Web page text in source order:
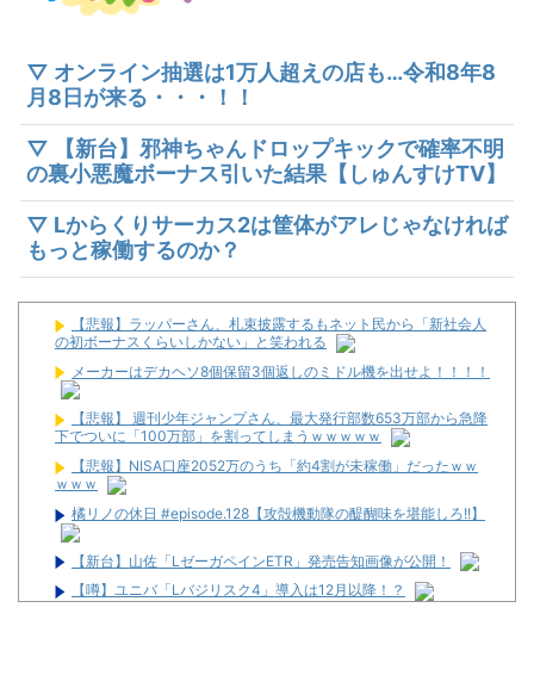
▽ オンライン抽選は1万人超えの店も…令和8年8
月8日が来る・・・！！
▽ 【新台】邪神ちゃんドロップキックで確率不明
の裏小悪魔ボーナス引いた結果【しゅんすけTV】
▽ Lからくりサーカス2は筐体がアレじゃなければ
もっと稼働するのか？
【悲報】ラッパーさん、札束披露するもネット民から「新社会人
の初ボーナスくらいしかない」と笑われる
メーカーはデカヘソ8個保留3個返しのミドル機を出せよ！！！！
【悲報】 週刊少年ジャンプさん、最大発行部数653万部から急降
下でついに「100万部」を割ってしまうｗｗｗｗｗ
【悲報】NISA口座2052万のうち「約4割が未稼働」だったｗｗ
ｗｗｗ
橘リノの休日 #episode.128【攻殻機動隊の醍醐味を堪能しろ!!】
【新台】山佐「LゼーガペインETR」発売告知画像が公開！
【噂】ユニバ「Lバジリスク4」導入は12月以降！？